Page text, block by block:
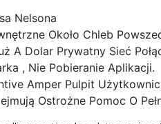
Nelsona
Około Chleb
A Dolar Prywatny Sieć
, Nie Pobieranie Aplikacji.
Amper Pulpit
Ostrożne Pomoc O